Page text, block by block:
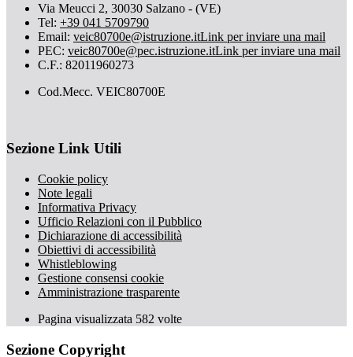
Via Meucci 2, 30030 Salzano - (VE)
Tel: +39 041 5709790
Email: veic80700e@istruzione.itLink per inviare una mail
PEC: veic80700e@pec.istruzione.itLink per inviare una mail
C.F.: 82011960273
Cod.Mecc. VEIC80700E
Sezione Link Utili
Cookie policy
Note legali
Informativa Privacy
Ufficio Relazioni con il Pubblico
Dichiarazione di accessibilità
Obiettivi di accessibilità
Whistleblowing
Gestione consensi cookie
Amministrazione trasparente
Pagina visualizzata 582 volte
Sezione Copyright